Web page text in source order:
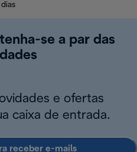
se a par das
e ofertas
caixa de entrada.
receber e-mails